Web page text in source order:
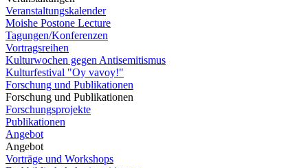
Veranstaltungskalender
Moishe Postone Lecture
Tagungen/Konferenzen
Vortragsreihen
Kulturwochen gegen Antisemitismus
Kulturfestival "Oy vavoy!"
Forschung und Publikationen
Forschung und Publikationen
Forschungsprojekte
Publikationen
Angebot
Angebot
Vorträge und Workshops